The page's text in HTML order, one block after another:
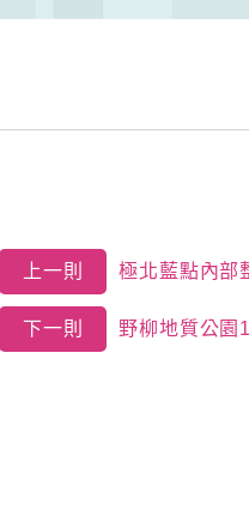
上一則 極北藍點內部
下一則 野柳地質公園